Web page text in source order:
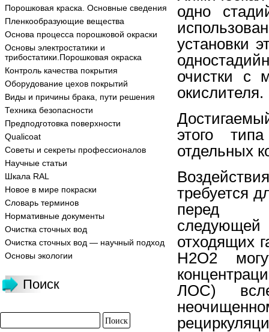
Порошковая краска. Основные сведения
Пленкообразующие вещества
Основа процесса порошковой окраски
Основы электростатики и
трибостатики.Порошковая окраска
Контроль качества покрытия
Оборудование цехов покрытий
Виды и причины брака, пути решения
Техника безопасности
Предподготовка поверхности
Qualicoat
Советы и секреты профессионалов
Научные статьи
Шкала RAL
Новое в мире покраски
Словарь терминов
Нормативные документы
Очистка сточных вод
Очистка сточных вод — научный подход
Основы экологии
Поиск
одно
установки
очистки с
окислителя.
этого
отдельных
требуется
перед
следующей
отходящих
H2O2
ЛОС)